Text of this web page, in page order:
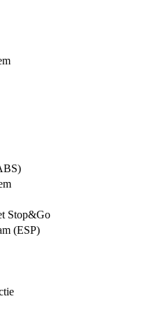
Stop&Go
(ESP)